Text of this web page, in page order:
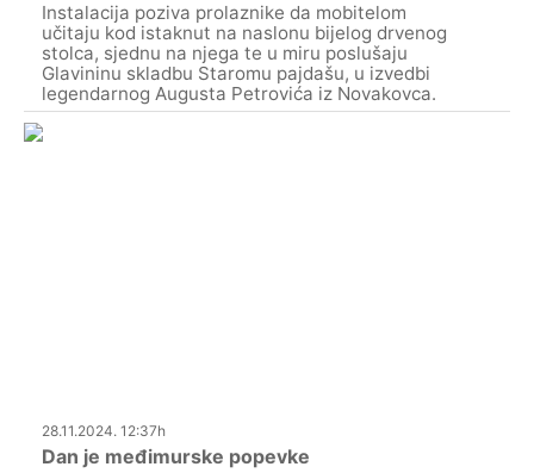
Instalacija poziva prolaznike da mobitelom
učitaju kod istaknut na naslonu bijelog drvenog
stolca, sjednu na njega te u miru poslušaju
Glavininu skladbu Staromu pajdašu, u izvedbi
legendarnog Augusta Petrovića iz Novakovca.
28.11.2024. 12:37h
Dan je međimurske popevke